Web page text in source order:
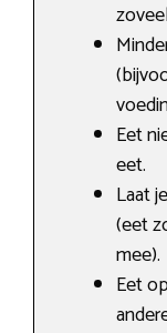
Eet
eet.
Laat
(eet
mee).
Eet